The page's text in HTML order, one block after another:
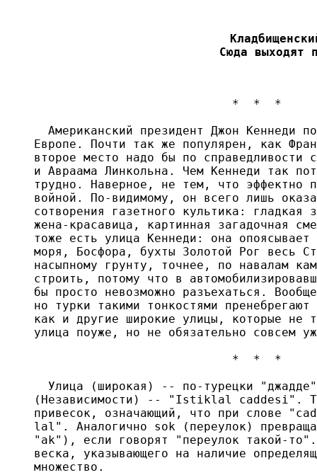
Сюда выходят
                            *  *  *
Американский президент Джон Кеннеди
Европе. Почти так же популярен, как
второе место надо бы по справедливости
и Авраама Линкольна. Чем Кеннеди так
трудно. Наверное, не тем, что эффектно
войной. По-видимому, он всего лишь
сотворения газетного культика: гладкая
жена-красавица, картинная загадочная
тоже есть улица Кеннеди: она опоясывает
моря, Босфора, бухты Золотой Рог весь
насыпному грунту, точнее, по навалам
строить, потому что в
бы просто невозможно разъехаться.
но турки такими тонкостями
как и другие широкие улицы, которые
улица поуже, но не обязательно совсем
                            *  *  *
Улица (широкая) -- по-турецки
(Независимости) -- "Istiklal caddesi".
привесок, означающий, что при слове
lal". Аналогично sok (переулок)
"ak"), если говорят "переулок такой-
веска, указывающего на наличие
множество.